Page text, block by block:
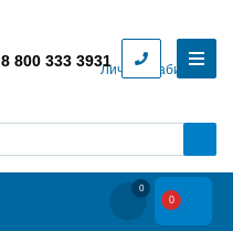
Личный кабинет
8 800 333 3931
0
0